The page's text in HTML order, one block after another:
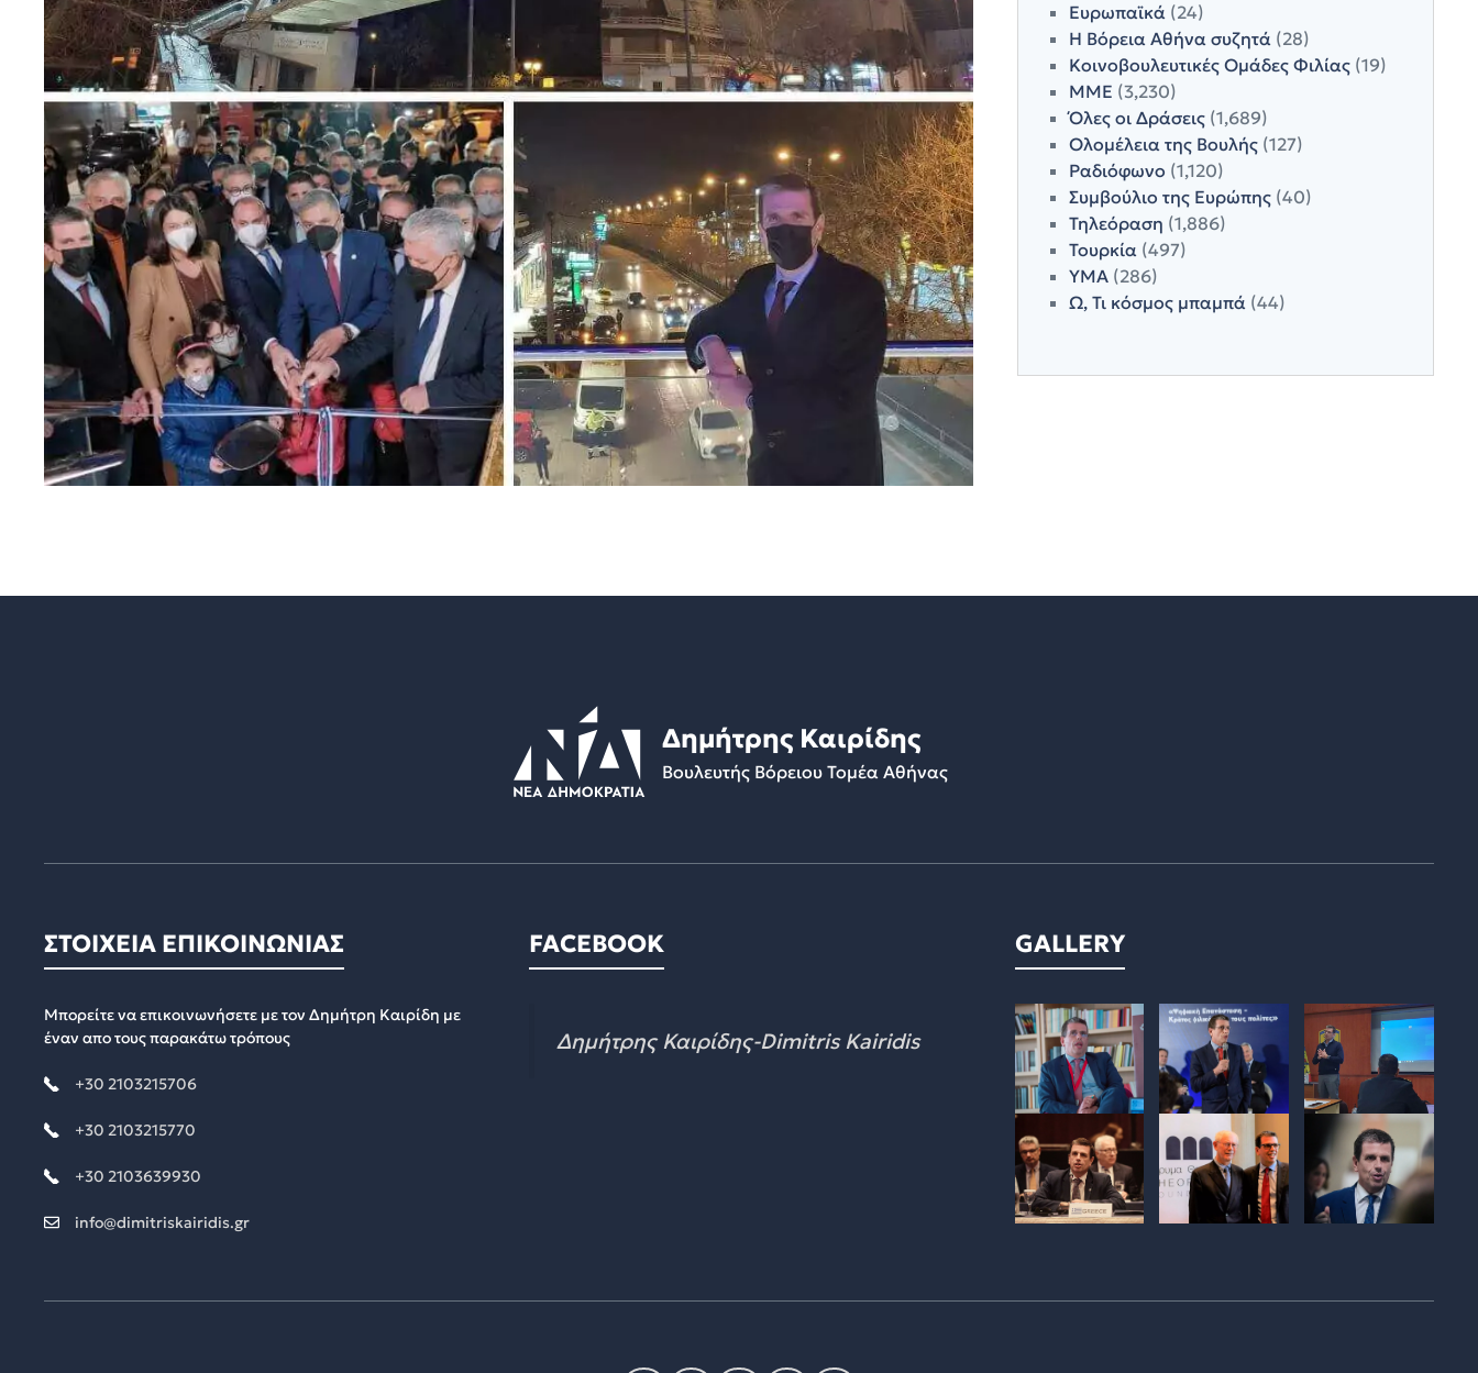
Ευρωπαϊκά(24)
Η Βόρεια Αθήνα συζητά(28)
Κοινοβουλευτικές Ομάδες Φιλίας(19)
ΜΜΕ (3,230)
Όλες οι Δράσεις(1,689)
Ολομέλεια της Βουλής(127)
Ραδιόφωνο (1,120)
Συμβούλιο της Ευρώπης(40)
Τηλεόραση (1,886)
Τουρκία(497)
ΥΜΑ(286)
Ω, Τι κόσμος μπαμπά(44)
Δημήτρης Καιρίδης
Βουλευτής Βόρειου Τομέα Αθήνας
ΣΤΟΙΧΕΙΑ ΕΠΙΚΟΙΝΩΝΙΑΣ
Μπορείτε να επικοινωνήσετε με τον Δημήτρη Καιρίδη με
έναν απο τους παρακάτω τρόπους
+30 2103215706
+30 2103215770
+30 2103639930
info@dimitriskairidis.gr
FACEBOOK
Δημήτρης Καιρίδης-Dimitris Kairidis
GALLERY